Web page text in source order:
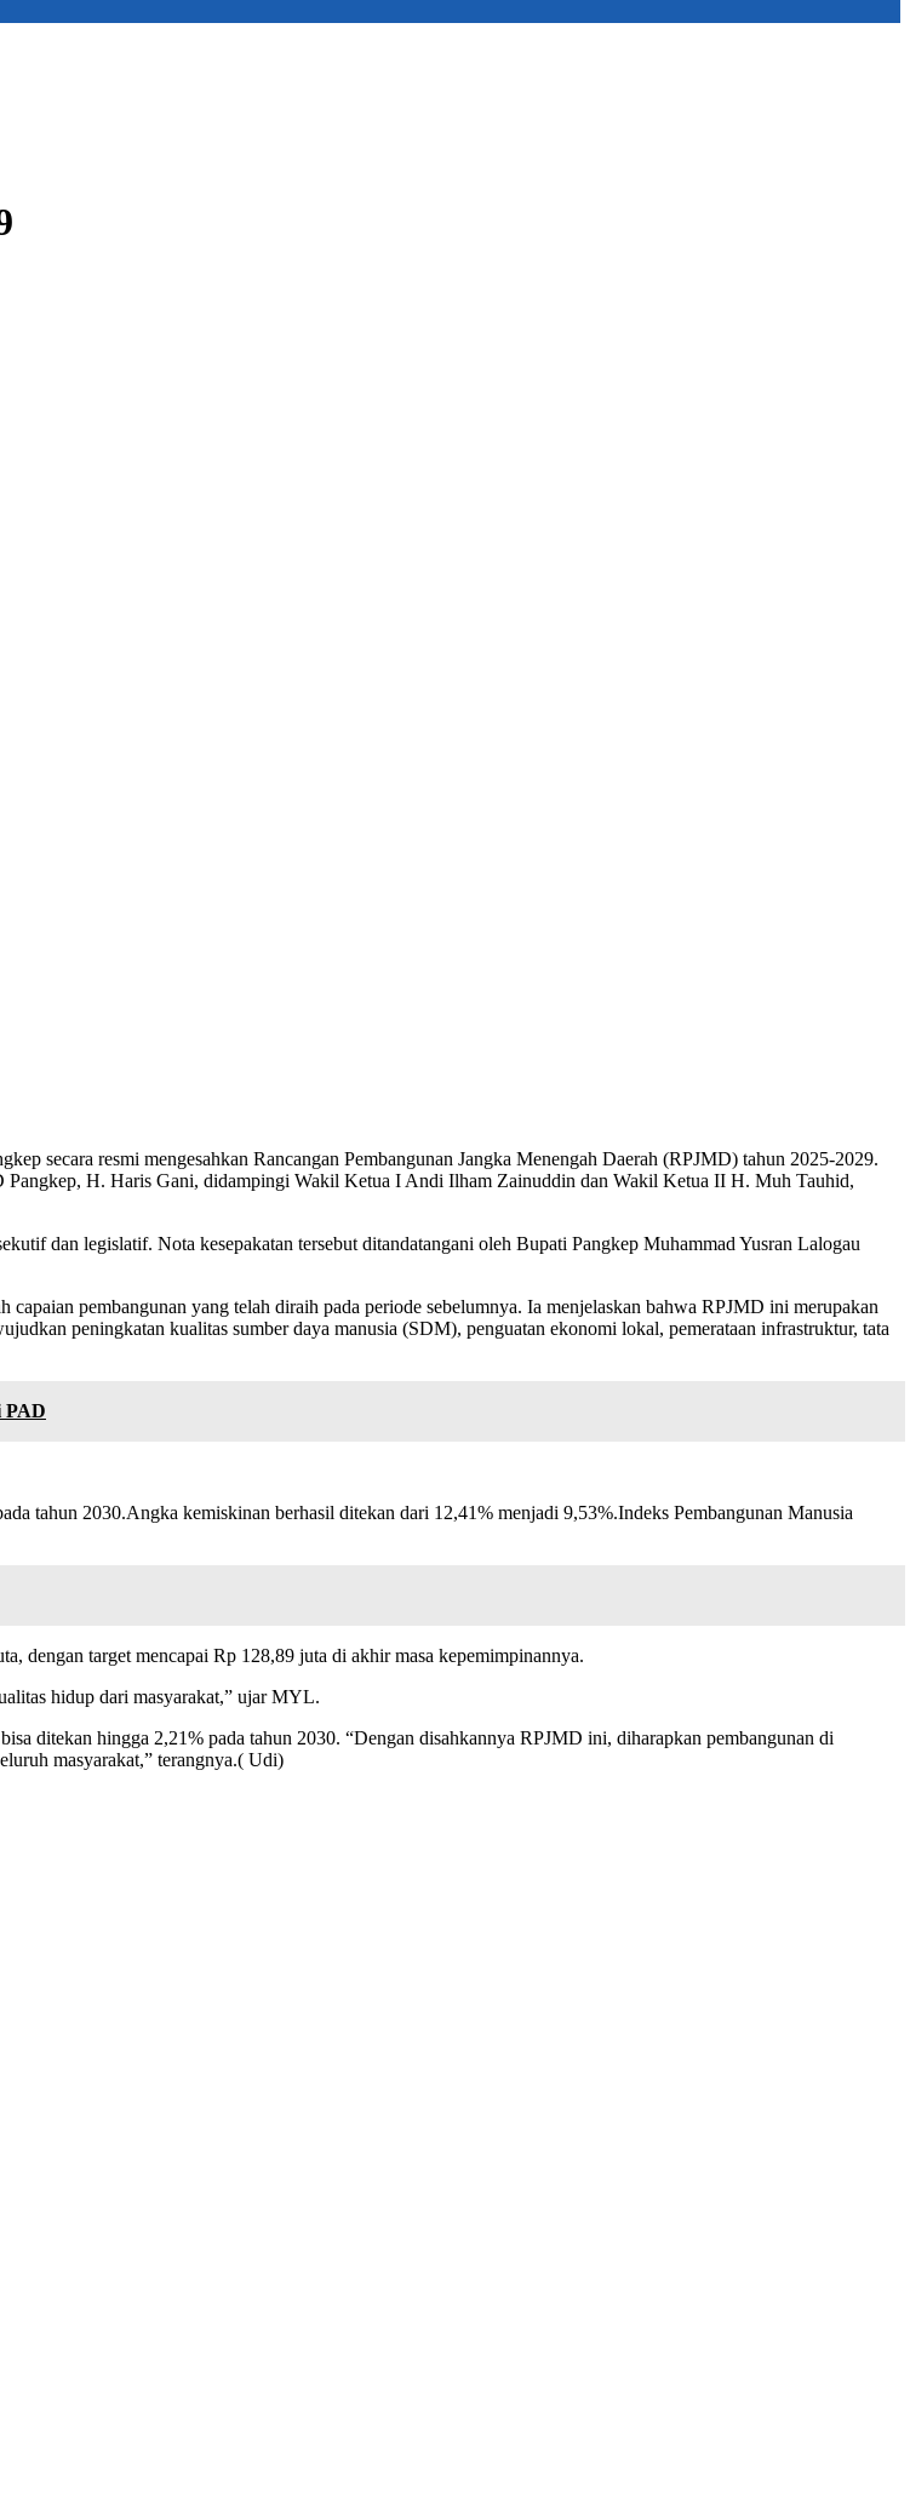
secara resmi mengesahkan Rancangan Pembangunan Jangka Menengah Daerah (RPJMD) tahun 2025-2029.
H. Haris Gani, didampingi Wakil Ketua I Andi Ilham Zainuddin dan Wakil Ketua II H. Muh Tauhid,
dan legislatif. Nota kesepakatan tersebut ditandatangani oleh Bupati Pangkep Muhammad Yusran Lalogau
pembangunan yang telah diraih pada periode sebelumnya. Ia menjelaskan bahwa RPJMD ini merupakan
peningkatan kualitas sumber daya manusia (SDM), penguatan ekonomi lokal, pemerataan infrastruktur, tata
PAD
tahun 2030.Angka kemiskinan berhasil ditekan dari 12,41% menjadi 9,53%.Indeks Pembangunan Manusia
dengan target mencapai Rp 128,89 juta di akhir masa kepemimpinannya.
hidup dari masyarakat,” ujar MYL.
ditekan hingga 2,21% pada tahun 2030. “Dengan disahkannya RPJMD ini, diharapkan pembangunan di
masyarakat,” terangnya.( Udi)